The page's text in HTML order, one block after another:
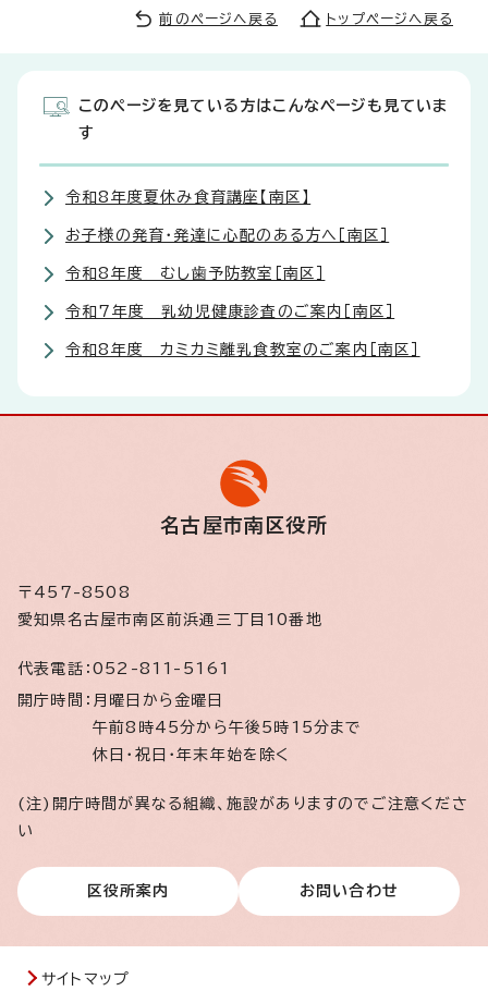
前のページへ戻る トップページへ戻る
このページを見ている方はこんなページも見ていま
す
令和8年度夏休み食育講座【南区】
お子様の発育・発達に心配のある方へ［南区］
令和8年度 むし歯予防教室［南区］
令和7年度 乳幼児健康診査のご案内［南区］
令和8年度 カミカミ離乳食教室のご案内［南区］
名古屋市南区役所
〒457-8508
愛知県名古屋市南区前浜通三丁目10番地
代表電話： 052-811-5161
開庁時間： 月曜日から金曜日
午前8時45分から午後5時15分まで
休日・祝日・年末年始を除く
(注)開庁時間が異なる組織、施設がありますのでご注意くださ
い
区役所案内 お問い合わせ
サイトマップ